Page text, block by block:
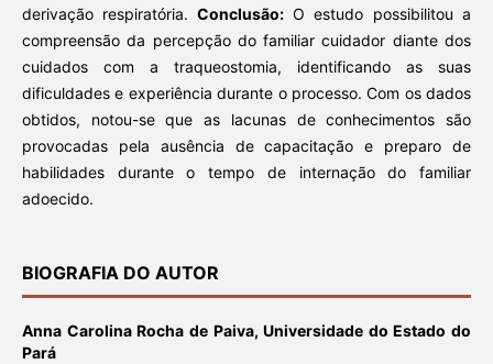
derivação respiratória. Conclusão: O estudo possibilitou a
compreensão da percepção do familiar cuidador diante dos
cuidados com a traqueostomia, identificando as suas
dificuldades e experiência durante o processo. Com os dados
obtidos, notou-se que as lacunas de conhecimentos são
provocadas pela ausência de capacitação e preparo de
habilidades durante o tempo de internação do familiar
adoecido.
BIOGRAFIA DO AUTOR
Anna Carolina Rocha de Paiva,Universidade do Estado do
Pará